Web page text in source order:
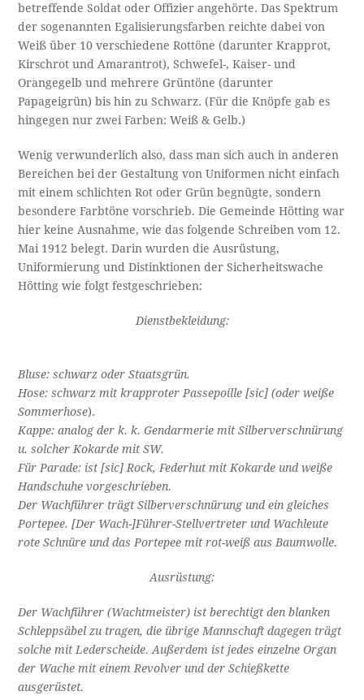
betreffende Soldat oder Offizier angehörte. Das Spektrum
der sogenannten Egalisierungsfarben reichte dabei von
Weiß über 10 verschiedene Rottöne (darunter Krapprot,
Kirschrot und Amarantrot), Schwefel-, Kaiser- und
Orangegelb und mehrere Grüntöne (darunter
Papageigrün) bis hin zu Schwarz. (Für die Knöpfe gab es
hingegen nur zwei Farben: Weiß & Gelb.)
Wenig verwunderlich also, dass man sich auch in anderen
Bereichen bei der Gestaltung von Uniformen nicht einfach
mit einem schlichten Rot oder Grün begnügte, sondern
besondere Farbtöne vorschrieb. Die Gemeinde Hötting war
hier keine Ausnahme, wie das folgende Schreiben vom 12.
Mai 1912 belegt. Darin wurden die Ausrüstung,
Uniformierung und Distinktionen der Sicherheitswache
Hötting wie folgt festgeschrieben:
Dienstbekleidung:
Bluse: schwarz oder Staatsgrün.
Hose: schwarz mit krapproter Passepoille [sic] (oder weiße
Sommerhose).
Kappe: analog der k. k. Gendarmerie mit Silberverschnürung
u. solcher Kokarde mit SW.
Für Parade: ist [sic] Rock, Federhut mit Kokarde und weiße
Handschuhe vorgeschrieben.
Der Wachführer trägt Silberverschnürung und ein gleiches
Portepee. [Der Wach-]Führer-Stellvertreter und Wachleute
rote Schnüre und das Portepee mit rot-weiß aus Baumwolle.
Ausrüstung:
Der Wachführer (Wachtmeister) ist berechtigt den blanken
Schleppsäbel zu tragen, die übrige Mannschaft dagegen trägt
solche mit Lederscheide. Außerdem ist jedes einzelne Organ
der Wache mit einem Revolver und der Schießkette
ausgerüstet.